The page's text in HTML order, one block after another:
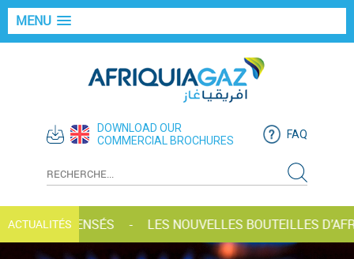
MENU
DOWNLOAD OUR
COMMERCIAL BROCHURES
FAQ
ACTUALITÉS LES NOUVELLES BOUTEILLES